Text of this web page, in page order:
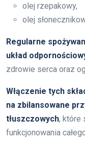
olej rzepakowy,
olej
Regularne
układ
zdrowie serca oraz
Włączenie tych
na zbilansowane
tłuszczowych, które
funkcjonowania